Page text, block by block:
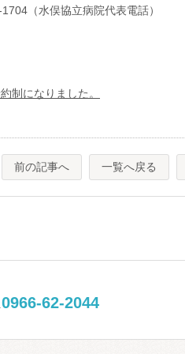
（水俣協立病院代表電話）
制になりました。
前の記事へ 一覧へ戻る
0966-62-2044